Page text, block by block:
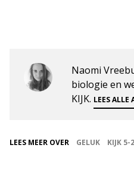
Naomi
biologie en
KIJK. LEES ALLE
LEES MEER OVER GELUK KIJK 5-